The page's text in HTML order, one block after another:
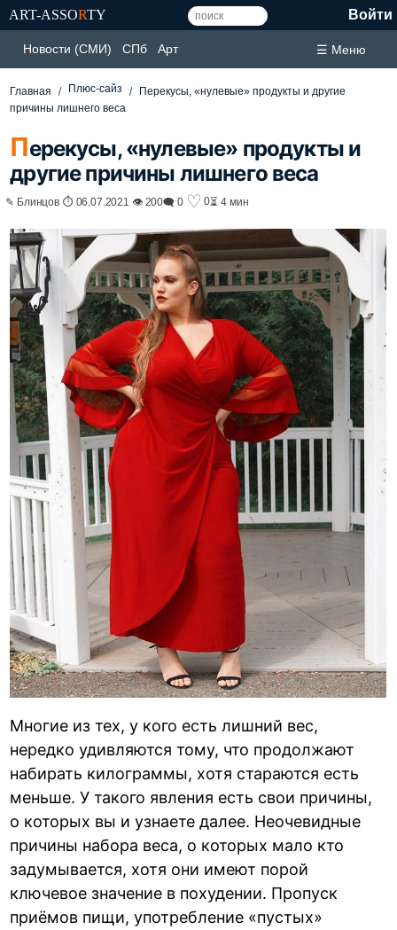
ART-ASSORTY Войти
Новости (СМИ) СПб Арт ☰ Меню
Главная Плюс-сайз
Перекусы, «нулевые» продукты и другие
причины лишнего веса
Перекусы, «нулевые» продукты и
другие причины лишнего веса
✎ Блинцов ⏱ 06.07.2021 👁 200🗨 0 ♡ 0⏳ 4 мин
Многие из тех, у кого есть лишний вес,
нередко удивляются тому, что продолжают
набирать килограммы, хотя стараются есть
меньше. У такого явления есть свои причины,
о которых вы и узнаете далее. Неочевидные
причины набора веса, о которых мало кто
задумывается, хотя они имеют порой
ключевое значение в похудении. Пропуск
приёмов пищи, употребление «пустых»